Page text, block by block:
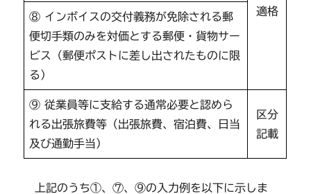
適格
⑧ インボイスの交付義務が免除される郵
便切手類のみを対価とする郵便・貨物サー
ビス（郵便ポストに差し出されたものに限
る）
⑨ 従業員等に支給する通常必要と認めら
れる出張旅費等（出張旅費、宿泊費、日当
及び通勤手当）
区分
記載
上記のうち①、⑦、⑨の入力例を以下に示しま